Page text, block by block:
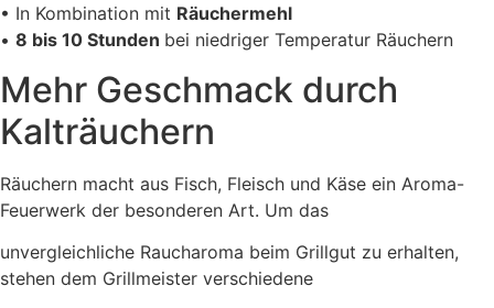
• In Kombination mit Räuchermehl
• 8 bis 10 Stunden bei niedriger Temperatur Räuchern
Mehr Geschmack durch
Kalträuchern
Räuchern macht aus Fisch, Fleisch und Käse ein Aroma-
Feuerwerk der besonderen Art. Um das
unvergleichliche Raucharoma beim Grillgut zu erhalten,
stehen dem Grillmeister verschiedene